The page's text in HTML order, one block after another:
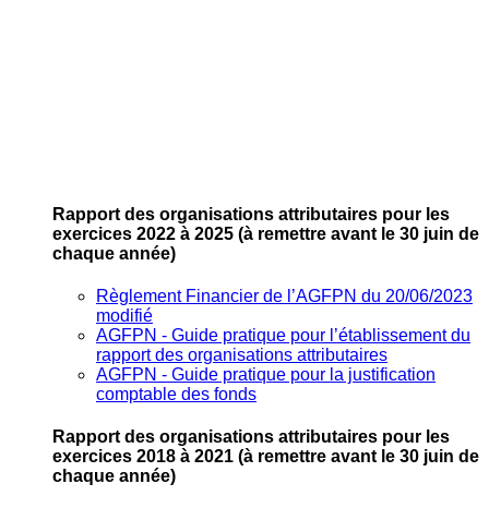
Rapport des organisations attributaires pour les
exercices 2022 à 2025 (à remettre avant le 30 juin de
chaque année)
Règlement Financier de l’AGFPN du 20/06/2023
modifié
AGFPN ‐ Guide pratique pour l’établissement du
rapport des organisations attributaires
AGFPN ‐ Guide pratique pour la justification
comptable des fonds
Rapport des organisations attributaires pour les
exercices 2018 à 2021 (à remettre avant le 30 juin de
chaque année)